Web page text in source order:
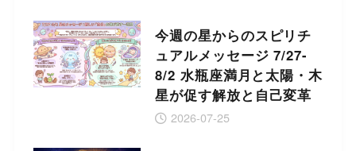
今週の星からのスピリチ
ュアルメッセージ 7/27-
8/2 水瓶座満月と太陽・木
星が促す解放と自己変革
2026-07-25